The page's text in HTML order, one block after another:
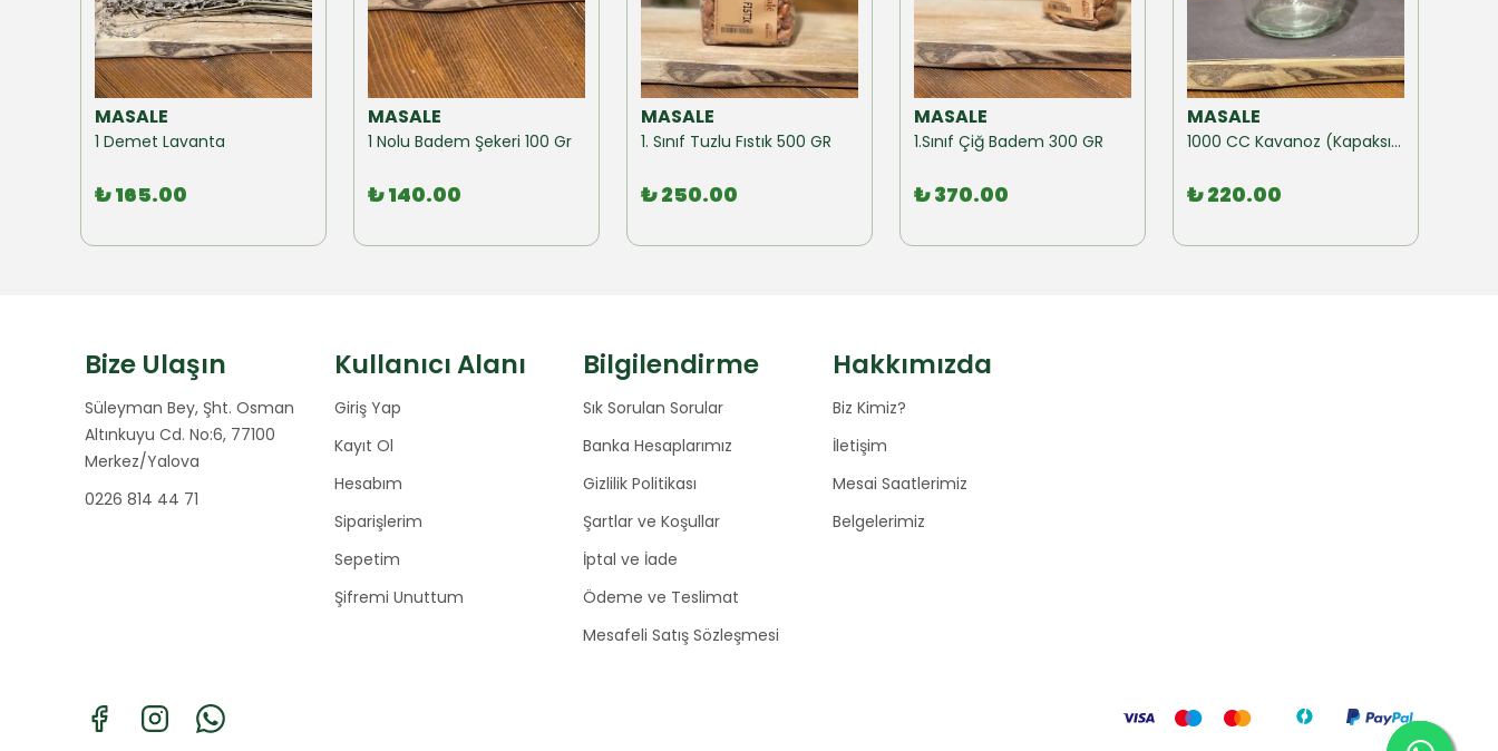
MASALE
1 Demet Lavanta
₺ 165.00
MASALE
1 Nolu Badem Şekeri 100 Gr
₺ 140.00
MASALE
1. Sınıf Tuzlu Fıstık 500 GR
₺ 250.00
MASALE
1.Sınıf Çiğ Badem 300 GR
₺ 370.00
MASALE
1000 CC Kavanoz (Kapaksız) 10 Adet
₺ 220.00
Bize Ulaşın
Süleyman Bey, Şht. Osman
Altınkuyu Cd. No:6, 77100
Merkez/Yalova
0226 814 44 71
Kullanıcı Alanı
Giriş Yap
Kayıt Ol
Hesabım
Siparişlerim
Sepetim
Şifremi Unuttum
Bilgilendirme
Sık Sorulan Sorular
Banka Hesaplarımız
Gizlilik Politikası
Şartlar ve Koşullar
İptal ve İade
Ödeme ve Teslimat
Mesafeli Satış Sözleşmesi
Hakkımızda
Biz Kimiz?
İletişim
Mesai Saatlerimiz
Belgelerimiz